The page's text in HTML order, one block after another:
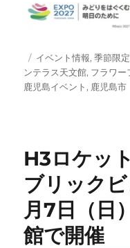
投
稿
日:
カ
テ
ゴ
イベント情報,季節限
ンテラス天文館, フラワ
鹿児島イベント, 鹿児島市
H3ロケッ
ブリック
月7日（日
館で開催